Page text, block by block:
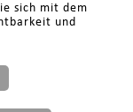
sich mit dem
und